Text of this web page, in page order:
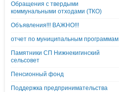
Обращения с твердыми
коммунальными отходами (ТКО)
Объявления!!! ВАЖНО!!!
отчет по муниципальным программам
Памятники СП Нижнекигинский
сельсовет
Пенсионный фонд
Поддержка предпринимательства